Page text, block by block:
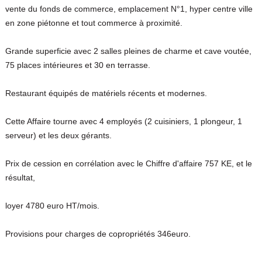
vente du fonds de commerce, emplacement N°1, hyper centre ville
en zone piétonne et tout commerce à proximité.
Grande superficie avec 2 salles pleines de charme et cave voutée,
75 places intérieures et 30 en terrasse.
Restaurant équipés de matériels récents et modernes.
Cette Affaire tourne avec 4 employés (2 cuisiniers, 1 plongeur, 1
serveur) et les deux gérants.
Prix de cession en corrélation avec le Chiffre d'affaire 757 KE, et le
résultat,
loyer 4780 euro HT/mois.
Provisions pour charges de copropriétés 346euro.